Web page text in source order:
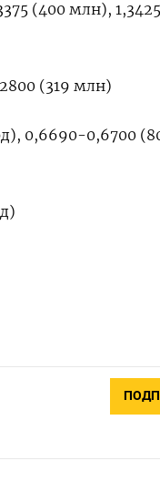
(400 млн),
(319 млн)
0,6690-0,6700